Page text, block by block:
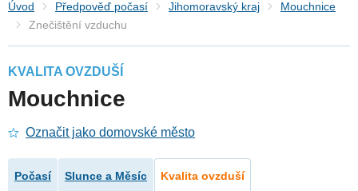
Úvod Předpověď počasí Jihomoravský kraj
Mouchnice
Znečištění vzduchu
KVALITA OVZDUŠÍ
Mouchnice
Označit jako domovské město
Počasí Slunce a Měsíc Kvalita ovzduší